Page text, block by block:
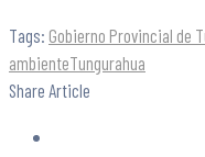
Tags: Gobierno Provincial de
ambienteTungurahua
Share Article